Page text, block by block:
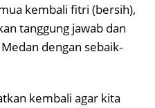
kembali fitri (bersih),
tanggung jawab dan
dengan sebaik-
kembali agar kita